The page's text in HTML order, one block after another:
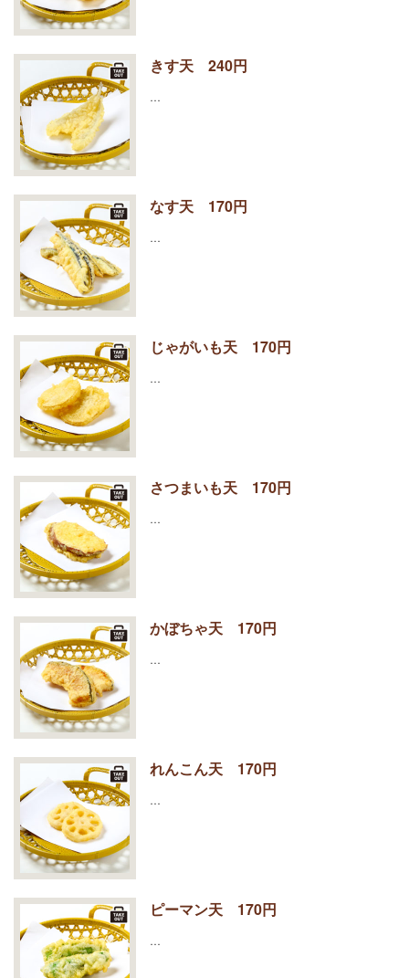
きす天 240円
…
なす天 170円
…
じゃがいも天 170円
…
さつまいも天 170円
…
かぼちゃ天 170円
…
れんこん天 170円
…
ピーマン天 170円
…